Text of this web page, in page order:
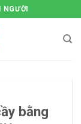
NGƯỜI
bằng